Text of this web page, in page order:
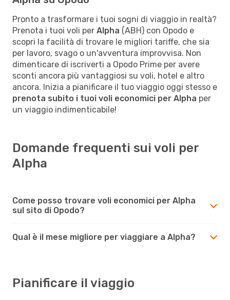
Pronto a trasformare i tuoi sogni di viaggio in realtà?
Prenota i tuoi voli per Alpha (ABH) con Opodo e
scopri la facilità di trovare le migliori tariffe, che sia
per lavoro, svago o un'avventura improvvisa. Non
dimenticare di iscriverti a Opodo Prime per avere
sconti ancora più vantaggiosi su voli, hotel e altro
ancora. Inizia a pianificare il tuo viaggio oggi stesso e
prenota subito i tuoi voli economici per Alpha per
un viaggio indimenticabile!
Domande frequenti sui voli per
Alpha
Come posso trovare voli economici per Alpha
sul sito di Opodo?
Qual è il mese migliore per viaggiare a Alpha?
Pianificare il viaggio